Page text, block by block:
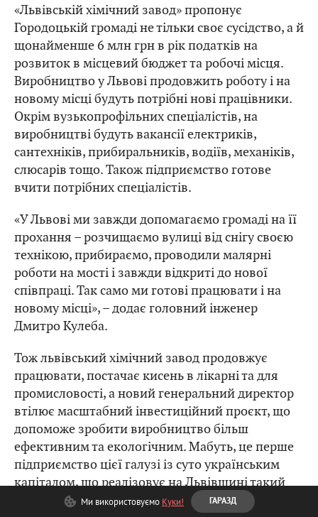
«Львівській хімічний завод» пропонує
Городоцькій громаді не тільки своє сусідство, а й
щонайменше 6 млн грн в рік податків на
розвиток в місцевий бюджет та робочі місця.
Виробництво у Львові продовжить роботу і на
новому місці будуть потрібні нові працівники.
Окрім вузькопрофільних спеціалістів, на
виробництві будуть вакансії електриків,
сантехніків, прибиральників, водіїв, механіків,
слюсарів тощо. Також підприємство готове
вчити потрібних спеціалістів.
«У Львові ми завжди допомагаємо громаді на її
прохання – розчищаємо вулиці від снігу своєю
технікою, прибираємо, проводили малярні
роботи на мості і завжди відкриті до нової
співпраці. Так само ми готові працювати і на
новому місці», – додає головний інженер
Дмитро Кулеба.
Тож львівський хімічний завод продовжує
працювати, постачає кисень в лікарні та для
промисловості, а новий генеральний директор
втілює масштабний інвестиційний проєкт, що
допоможе зробити виробництво більш
ефективним та екологічним. Мабуть, це перше
підприємство цієї галузі із суто українським
капіталом, що реалізовує на Львівщині такий
Ми використовуємо Куки! ГАРАЗД